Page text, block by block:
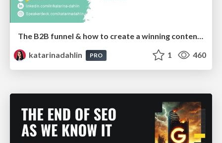
The B2B funnel & how to create a winning content strategy
katarinadahlin
PRO 1 460